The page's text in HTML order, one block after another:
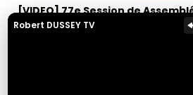
[VIDEO] 77e Session de
Nations Unies pour le Togo
Robert DUSSEY TV